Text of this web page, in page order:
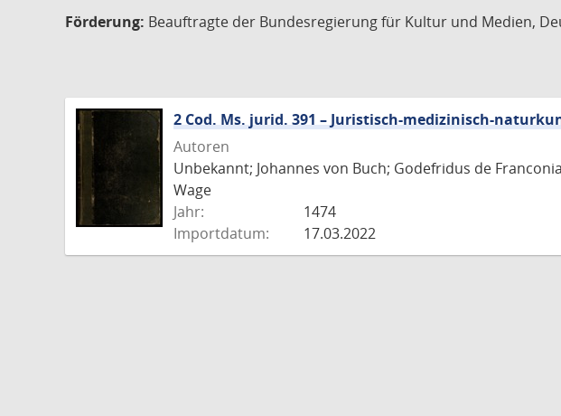
Förderung: Beauftragte der Bundesregierung für Kultur und Medien,
2 Cod. Ms. jurid. 391 – Juristisch-medizinisch-
Autoren
Unbekannt; Johannes von Buch; Godefridus de
Wage
Jahr:
1474
Importdatum:
17.03.2022